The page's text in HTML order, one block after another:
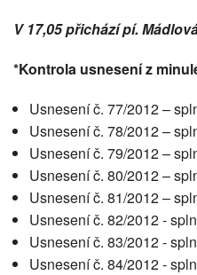
V 17,05 přichází pí.
*Kontrola usnesení z
Usnesení č. 77/2012 –
Usnesení č. 78/2012 –
Usnesení č. 79/2012 –
Usnesení č. 80/2012 –
Usnesení č. 81/2012 –
Usnesení č. 82/2012 -
Usnesení č. 83/2012 -
Usnesení č. 84/2012 -